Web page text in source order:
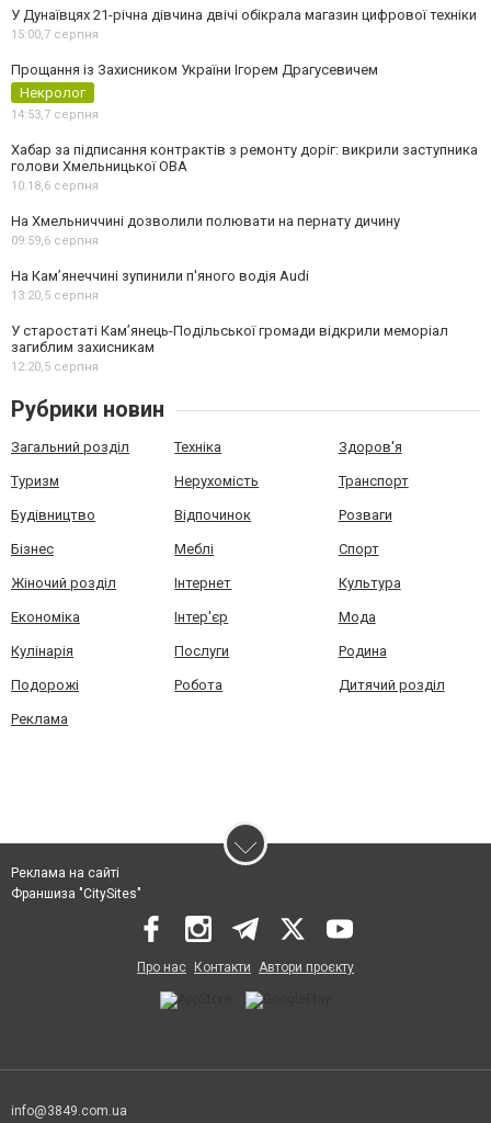
У Дунаївцях 21-річна дівчина двічі обікрала магазин цифрової техніки
15:00,7 серпня
Прощання із Захисником України Ігорем Драгусевичем
Некролог
14:53,7 серпня
Хабар за підписання контрактів з ремонту доріг: викрили заступника
голови Хмельницької ОВА
10:18,6 серпня
На Хмельниччині дозволили полювати на пернату дичину
09:59,6 серпня
На Камʼянеччині зупинили п'яного водія Audi
13:20,5 серпня
У старостаті Кам’янець-Подільської громади відкрили меморіал
загиблим захисникам
12:20,5 серпня
Рубрики новин
Загальний розділ Техніка Здоров'я
Туризм Нерухомість Транспорт
Будівництво Відпочинок Розваги
Бізнес Меблі Спорт
Жіночий розділ Інтернет Культура
Економіка Інтер'єр Мода
Кулінарія Послуги Родина
Подорожі Робота Дитячий розділ
Реклама
Реклама на сайті
Франшиза "CitySites"
Про нас Контакти Автори проєкту
info@3849.com.ua